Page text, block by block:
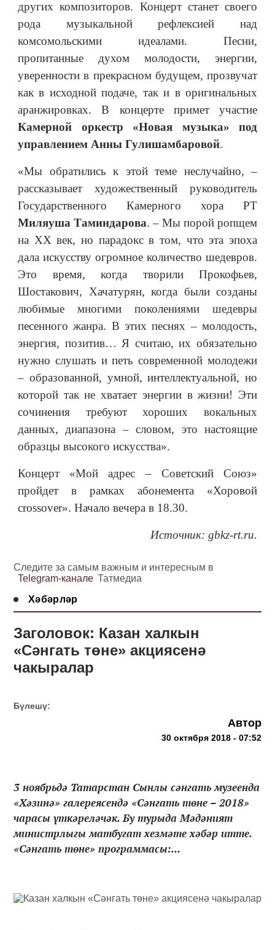
других композиторов. Концерт станет своего
рода музыкальной рефлексией над
комсомольскими идеалами. Песни,
пропитанные духом молодости, энергии,
уверенности в прекрасном будущем, прозвучат
как в исходной подаче, так и в оригинальных
аранжировках. В концерте примет участие
Камерной оркестр «Новая музыка» под
управлением Анны Гулишамбаровой.
«Мы обратились к этой теме неслучайно, –
рассказывает художественный руководитель
Государственного Камерного хора РТ
Миляуша Таминдарова. – Мы порой ропщем
на XX век, но парадокс в том, что эта эпоха
дала искусству огромное количество шедевров.
Это время, когда творили Прокофьев,
Шостакович, Хачатурян, когда были созданы
любимые многими поколениями шедевры
песенного жанра. В этих песнях – молодость,
энергия, позитив… Я считаю, их обязательно
нужно слушать и петь современной молодежи
– образованной, умной, интеллектуальной, но
которой так не хватает энергии в жизни! Эти
сочинения требуют хороших вокальных
данных, диапазона – словом, это настоящие
образцы высокого искусства».
Концерт «Мой адрес – Советский Союз»
пройдет в рамках абонемента «Хоровой
crossover». Начало вечера в 18.30.
Источник: gbkz-rt.ru.
Следите за самым важным и интересным в
Telegram-канале Татмедиа
Хәбәрләр
Заголовок: Казан халкын
«Сәнгать төне» акциясенә
чакыралар
Бүлешү:
Автор
30 октября 2018 - 07:52
3 ноябрьдә Татарстан Сынлы сәнгать музеенда
«Хәзинә» галереясендә «Сәнгать төне – 2018»
чарасы үткәреләчәк. Бу турыда Мәдәният
министрлыгы матбугат хезмәте хәбәр итте.
«Сәнгать төне» программасы:...